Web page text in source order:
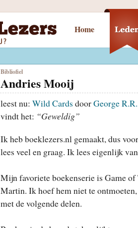
Home
Bibliofiel
Andries Mooij
leest nu: Wild Cards doorGeorge
vindt het: “Geweldig”
Ik heb boeklezers.nl gemaakt, dus
lees veel en graag. Ik lees eigenlijk
Mijn favoriete boekenserie is Game
Martin. Ik hoef hem niet te
met de volgende delen.